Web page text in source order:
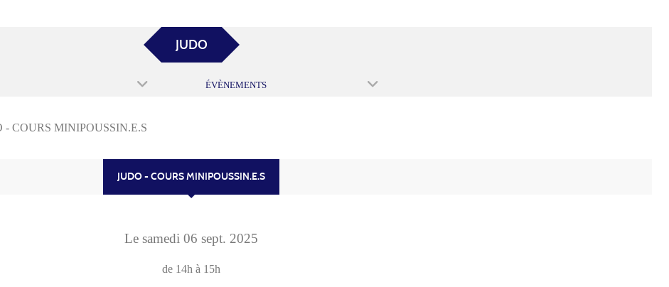
JUDO
ÉVÈNEMENTS
- COURS MINIPOUSSIN.E.S
JUDO - COURS MINIPOUSSIN.E.S
Le samedi 06 sept. 2025
de 14h à 15h